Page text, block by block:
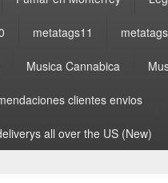
metatags11
Musica Cannabica
clientes envios
all over the US (New)